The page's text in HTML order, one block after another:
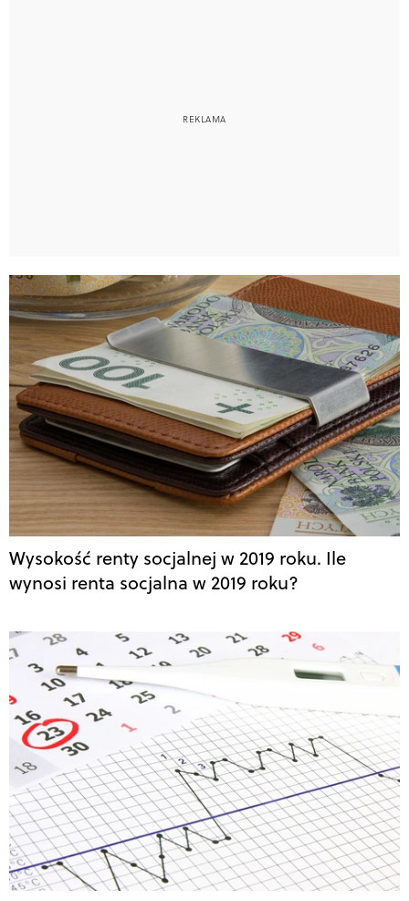
Wysokość renty socjalnej w 2019 roku. Ile
wynosi renta socjalna w 2019 roku?